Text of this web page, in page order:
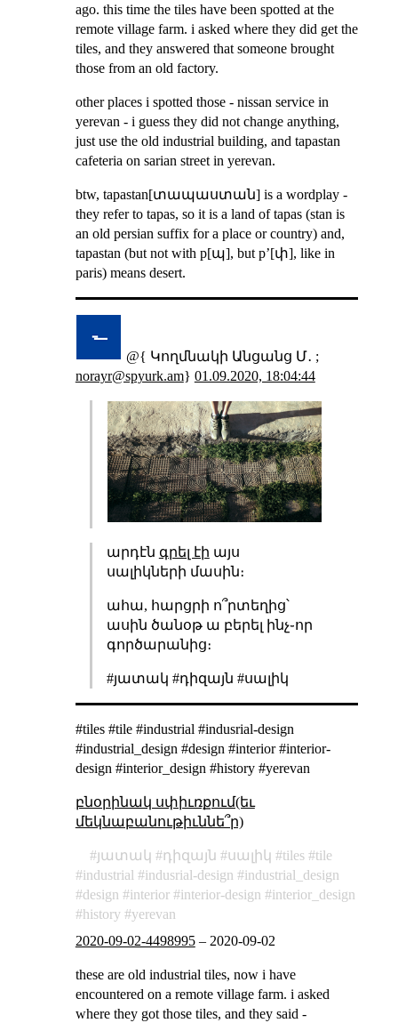
ago. this time the tiles have been spotted at the
remote village farm. i asked where they did get the
tiles, and they answered that someone brought
those from an old factory.
other places i spotted those - nissan service in
yerevan - i guess they did not change anything,
just use the old industrial building, and tapastan
cafeteria on sarian street in yerevan.
btw, tapastan[տապաստան] is a wordplay -
they refer to tapas, so it is a land of tapas (stan is
an old persian suffix for a place or country) and,
tapastan (but not with p[պ], but p’[փ], like in
paris) means desert.
@{ Կողմնակի Անցանց Մ․ ;
norayr@spyurk.am} 01.09.2020, 18:04:44
արդէն գրել էի այս
սալիկների մասին։
ահա, հարցրի ո՞րտեղից՝
ասին ծանօթ ա բերել ինչ֊որ
գործարանից։
#յատակ #դիզայն #սալիկ
#tiles #tile #industrial #indusrial-design
#industrial_design #design #interior #interior-
design #interior_design #history #yerevan
բնօրինակ սփիւռքում(եւ
մեկնաբանութիւննե՞ր)
յատակ դիզայն սալիկ tiles
tile
industrial
indusrial-design
industrial_design
design
interior interior-design
interior_design
history
yerevan
2020-09-02-4498995– 2020-09-02
these are old industrial tiles, now i have
encountered on a remote village farm. i asked
where they got those tiles, and they said -